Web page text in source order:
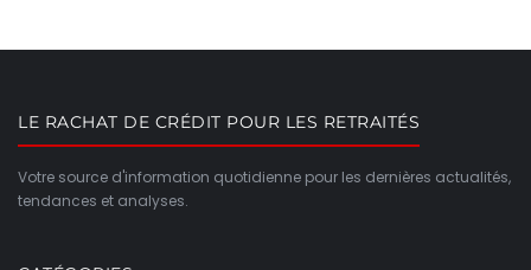
LE RACHAT DE CRÉDIT POUR LES RETRAITÉS
Votre source d'information quotidienne pour les dernières actualités,
tendances et analyses.